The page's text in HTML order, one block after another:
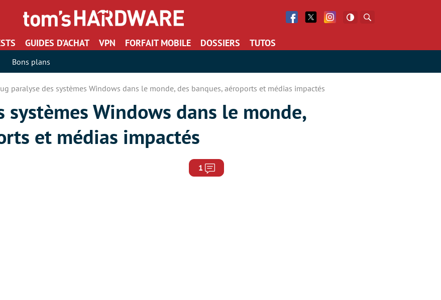
Facebook
Twitter Facebook
GUIDES D’ACHAT VPN FORFAIT MOBILE DOSSIERS TUTOS
Bons plans
paralyse des systèmes Windows dans le monde, des banques, aéroports et médias impactés
systèmes Windows dans le monde,
et médias impactés
1 Commentaires